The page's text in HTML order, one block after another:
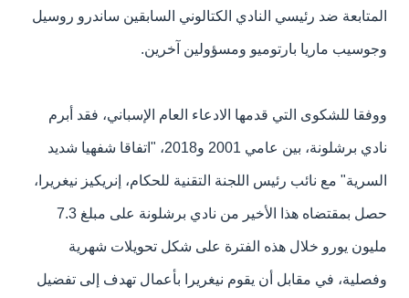
المتابعة ضد رئيسي النادي الكتالوني السابقين ساندرو روسيل
وجوسيب ماريا بارتوميو ومسؤولين آخرين.
ووفقا للشكوى التي قدمها الادعاء العام الإسباني، فقد أبرم
نادي برشلونة، بين عامي 2001 و2018، "اتفاقا شفهيا شديد
السرية" مع نائب رئيس اللجنة التقنية للحكام، إنريكيز نيغريرا،
حصل بمقتضاه هذا الأخير من نادي برشلونة على مبلغ 7.3
مليون يورو خلال هذه الفترة على شكل تحويلات شهرية
وفصلية، في مقابل أن يقوم نيغريرا بأعمال تهدف إلى تفضيل